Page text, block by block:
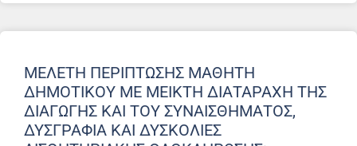
ΜΕΛΈΤΗ ΠΕΡΊΠΤΩΣΗΣ ΜΑΘΗΤΉ
ΔΗΜΟΤΙΚΟΎ ΜΕ ΜΕΙΚΤΉ ΔΙΑΤΑΡΑΧΉ ΤΗΣ
ΔΙΑΓΩΓΉΣ ΚΑΙ ΤΟΥ ΣΥΝΑΙΣΘΉΜΑΤΟΣ,
ΔΥΣΓΡΑΦΊΑ ΚΑΙ ΔΥΣΚΟΛΊΕΣ